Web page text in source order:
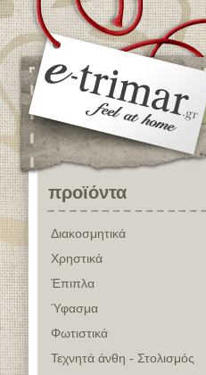
προϊόντα
Διακοσμητικά
Χρηστικά
Έπιπλα
Ύφασμα
Φωτιστικά
Τεχνητά άνθη - Στολισμός